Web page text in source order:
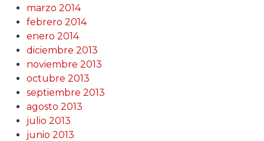
marzo 2014
febrero 2014
enero 2014
diciembre 2013
noviembre 2013
octubre 2013
septiembre 2013
agosto 2013
julio 2013
junio 2013